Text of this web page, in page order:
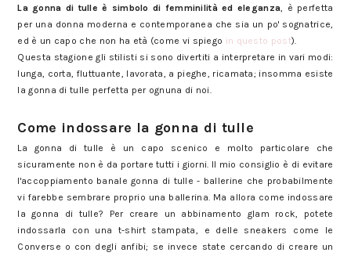
La gonna di tulle è simbolo di femminilità ed eleganza , è perfetta
per una donna moderna e contemporanea che sia un po' sognatrice,
ed è un capo che non ha età (come vi spiego in questo post).
Questa stagione gli stilisti si sono divertiti a interpretare in vari modi:
lunga, corta, fluttuante, lavorata, a pieghe, ricamata; insomma esiste
la gonna di tulle perfetta per ognuna di noi.
Come indossare la gonna di tulle
La gonna di tulle è un capo scenico e molto particolare che
sicuramente non è da portare tutti i giorni. Il mio consiglio è di evitare
l'accoppiamento banale gonna di tulle - ballerine che probabilmente
vi farebbe sembrare proprio una ballerina. Ma allora come indossare
la gonna di tulle? Per creare un abbinamento glam rock, potete
indossarla con una t-shirt stampata, e delle sneakers come le
Converse o con degli anfibi; se invece state cercando di creare un